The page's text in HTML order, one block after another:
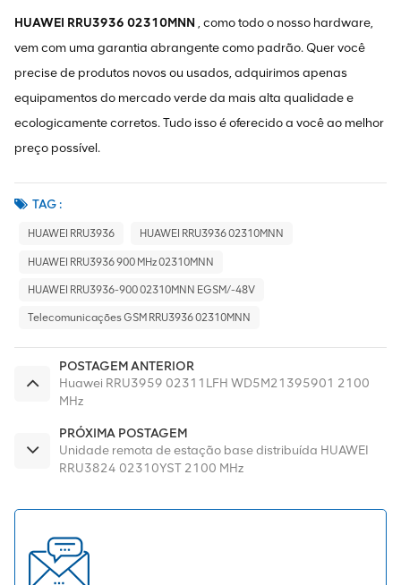
HUAWEI RRU3936 02310MNN , como todo o nosso hardware,
vem com uma garantia abrangente como padrão. Quer você
precise de produtos novos ou usados, adquirimos apenas
equipamentos do mercado verde da mais alta qualidade e
ecologicamente corretos. Tudo isso é oferecido a você ao melhor
preço possível.
TAG :
HUAWEI RRU3936 HUAWEI RRU3936 02310MNN
HUAWEI RRU3936 900 MHz 02310MNN
HUAWEI RRU3936-900 02310MNN EGSM/-48V
Telecomunicações GSM RRU3936 02310MNN
POSTAGEM ANTERIOR
Huawei RRU3959 02311LFH WD5M21395901 2100
MHz
PRÓXIMA POSTAGEM
Unidade remota de estação base distribuída HUAWEI
RRU3824 02310YST 2100 MHz